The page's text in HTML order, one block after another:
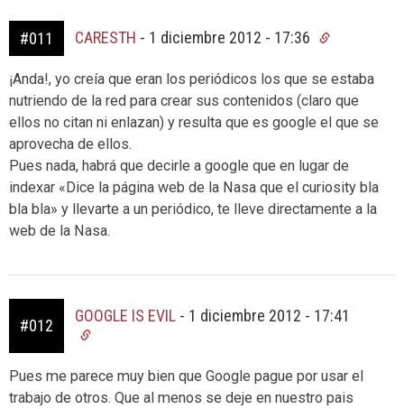
#011 CARESTH - 1 diciembre 2012 - 17:36
¡Anda!, yo creía que eran los periódicos los que se estaba
nutriendo de la red para crear sus contenidos (claro que
ellos no citan ni enlazan) y resulta que es google el que se
aprovecha de ellos.
Pues nada, habrá que decirle a google que en lugar de
indexar «Dice la página web de la Nasa que el curiosity bla
bla bla» y llevarte a un periódico, te lleve directamente a la
web de la Nasa.
#012
GOOGLE IS EVIL - 1 diciembre 2012 - 17:41
Pues me parece muy bien que Google pague por usar el
trabajo de otros. Que al menos se deje en nuestro pais